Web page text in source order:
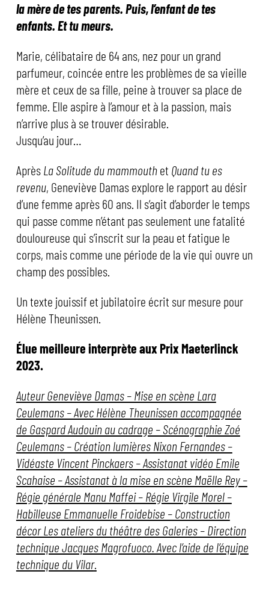
la mère de tes parents. Puis, l’enfant de tes
enfants. Et tu meurs.
Marie, célibataire de 64 ans, nez pour un grand
parfumeur, coincée entre les problèmes de sa vieille
mère et ceux de sa fille, peine à trouver sa place de
femme. Elle aspire à l’amour et à la passion, mais
n’arrive plus à se trouver désirable.
Jusqu’au jour…
AprèsLa Solitude du mammouthet Quand tu es
revenu, Geneviève Damas explore le rapport au désir
d’une femme après 60 ans. Il s’agit d’aborder le temps
qui passe comme n’étant pas seulement une fatalité
douloureuse qui s’inscrit sur la peau et fatigue le
corps, mais comme une période de la vie qui ouvre un
champ des possibles.
Un texte jouissif et jubilatoire écrit sur mesure pour
Hélène Theunissen.
Élue meilleure interprète aux Prix Maeterlinck
2023.
Auteur Geneviève Damas – Mise en scène Lara
Ceulemans – Avec Hélène Theunissen accompagnée
de Gaspard Audouin au cadrage – Scénographie Zoé
Ceulemans – Création lumières Nixon Fernandes –
Vidéaste Vincent Pinckaers – Assistanat vidéo Emile
Scahaise – Assistanat à la mise en scène Maëlle Rey –
Régie générale Manu Maffei – Régie Virgile Morel –
Habilleuse Emmanuelle Froidebise – Construction
décor Les ateliers du théâtre des Galeries – Direction
technique Jacques Magrofuoco. Avec l’aide de l’équipe
technique du Vilar.